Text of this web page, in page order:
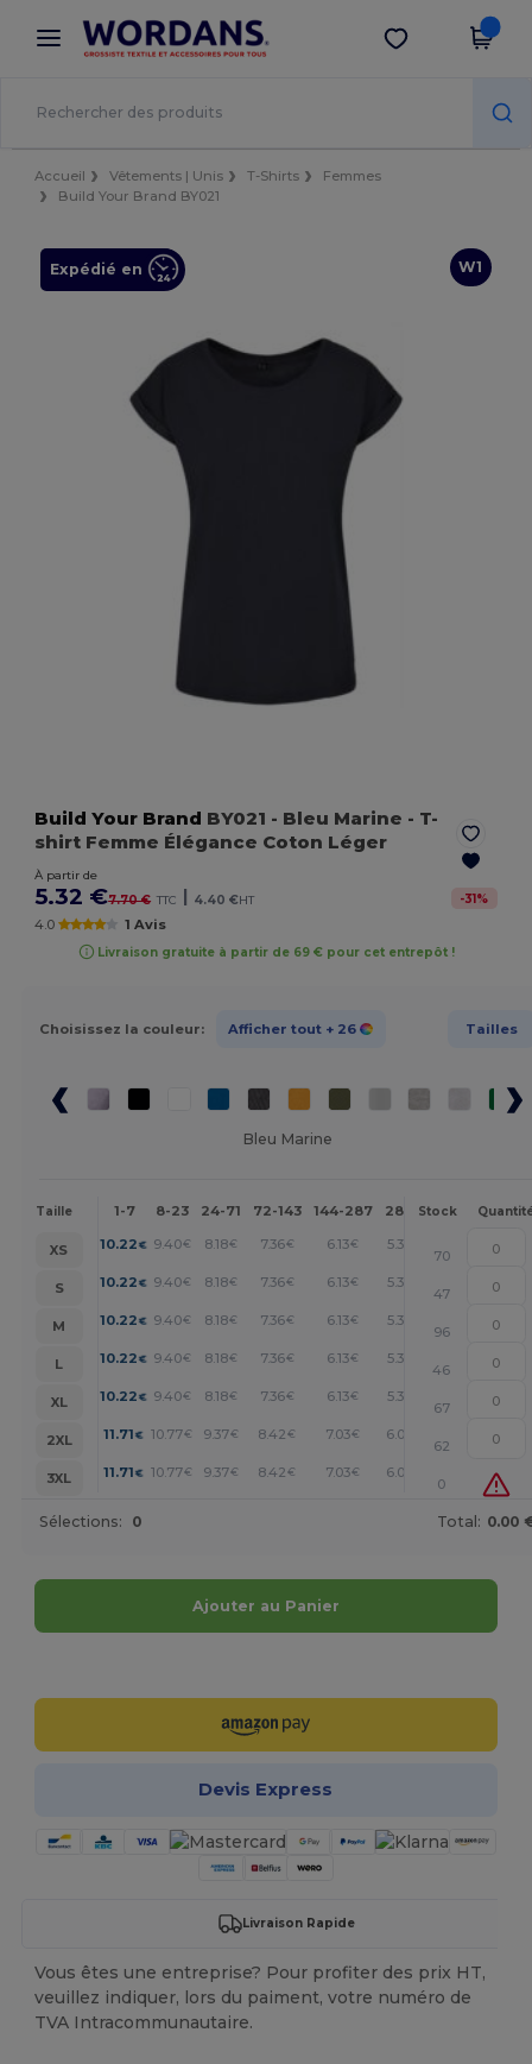
× Appli Wordans
Meilleurs prix sur l’app !
Obtenir l'appli
Accueil Vêtements | Unis T-Shirts
Femmes
Build Your Brand BY021
W1
Expédié en
Build Your Brand BY021 - Bleu Marine - T-
shirt Femme Élégance Coton Léger
À partir de
5.32 €7.70 € TTC | 4.40 €HT -31%
4.0 1 Avis
Livraison gratuite à partir de 69 € pour cet entrepôt !
Choisissez la couleur: Afficher tout + 26 Tailles
Bleu Marine
Taille 1-7 8-23 24-71 72-143 144-287 288 + Plus
Stock
XS 10.22 € 9.40€ 8.18€ 7.36€ 6.13€ 5.32 +
70
S
10.22 € 9.40€ 8.18€ 7.36€ 6.13€ 5.32 +
47
M
10.22 € 9.40€ 8.18€ 7.36€ 6.13€ 5.32 +
96
L
10.22 € 9.40€ 8.18€ 7.36€ 6.13€ 5.32 +
46
XL
10.22 € 9.40€ 8.18€ 7.36€ 6.13€ 5.32 +
67
2XL
11.71 € 10.77€ 9.37€ 8.42 € 7.03€ 6.09 +
62
3XL
11.71 € 10.77€ 9.37€ 8.42 € 7.03€ 6.09
0
Sélections: 0 Total: 0.00
Ajouter au Panier
Devis Express
Livraison Rapide
Vous êtes une entreprise? Pour profiter des prix HT,
veuillez indiquer, lors du paiment, votre numéro de
TVA Intracommunautaire.